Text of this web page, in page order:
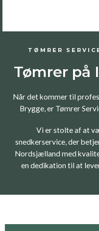
TØMRER
Tømrer på
Når det kommer til
Brygge, er Tømrer
Vi er stolte af at
snedkerservice, der
Nordsjælland med
en dedikation til at